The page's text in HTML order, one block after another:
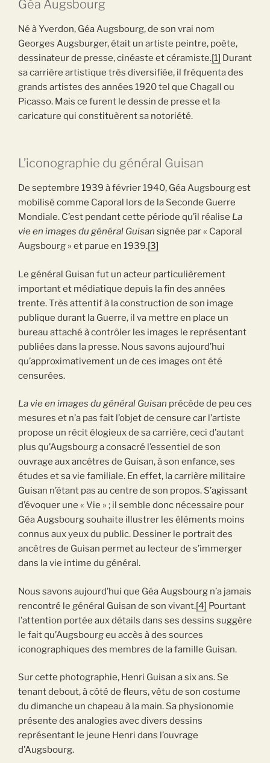
Géa Augsbourg
Né à Yverdon, Géa Augsbourg, de son vrai nom
Georges Augsburger, était un artiste peintre, poète,
dessinateur de presse, cinéaste et céramiste.[1] Durant
sa carrière artistique très diversifiée, il fréquenta des
grands artistes des années 1920 tel que Chagall ou
Picasso. Mais ce furent le dessin de presse et la
caricature qui constituèrent sa notoriété.
L’iconographie du général Guisan
De septembre 1939 à février 1940, Géa Augsbourg est
mobilisé comme Caporal lors de la Seconde Guerre
Mondiale. C’est pendant cette période qu’il réalise La
vie en images du général Guisan signée par « Caporal
Augsbourg » et parue en 1939.[3]
Le général Guisan fut un acteur particulièrement
important et médiatique depuis la fin des années
trente. Très attentif à la construction de son image
publique durant la Guerre, il va mettre en place un
bureau attaché à contrôler les images le représentant
publiées dans la presse. Nous savons aujourd’hui
qu’approximativement un de ces images ont été
censurées.
La vie en images du général Guisan précède de peu ces
mesures et n’a pas fait l’objet de censure car l’artiste
propose un récit élogieux de sa carrière, ceci d’autant
plus qu’Augsbourg a consacré l’essentiel de son
ouvrage aux ancêtres de Guisan, à son enfance, ses
études et sa vie familiale. En effet, la carrière militaire
Guisan n’étant pas au centre de son propos. S’agissant
d’évoquer une « Vie » ; il semble donc nécessaire pour
Géa Augsbourg souhaite illustrer les éléments moins
connus aux yeux du public. Dessiner le portrait des
ancêtres de Guisan permet au lecteur de s’immerger
dans la vie intime du général.
Nous savons aujourd’hui que Géa Augsbourg n’a jamais
rencontré le général Guisan de son vivant.[4] Pourtant
l’attention portée aux détails dans ses dessins suggère
le fait qu’Augsbourg eu accès à des sources
iconographiques des membres de la famille Guisan.
Sur cette photographie, Henri Guisan a six ans. Se
tenant debout, à côté de fleurs, vêtu de son costume
du dimanche un chapeau à la main. Sa physionomie
présente des analogies avec divers dessins
représentant le jeune Henri dans l’ouvrage
d’Augsbourg.